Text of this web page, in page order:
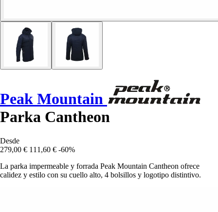
Peak Mountain
Parka Cantheon
Desde
279,00 € 111,60 € -60%
La parka impermeable y forrada Peak Mountain Cantheon ofrece
calidez y estilo con su cuello alto, 4 bolsillos y logotipo distintivo.